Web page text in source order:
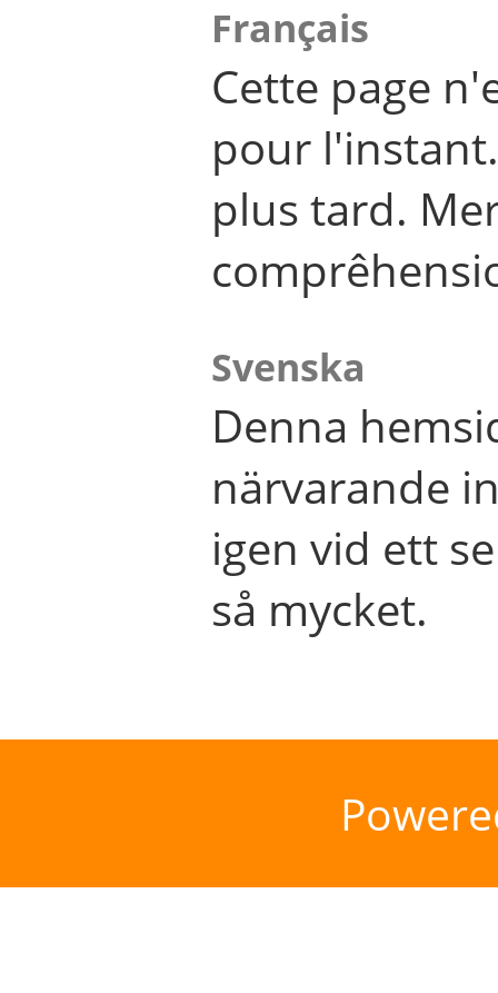
Français
Cette page
pour
plus tard.
Svenska
Denna
närvarande
igen vid ett
så mycket.